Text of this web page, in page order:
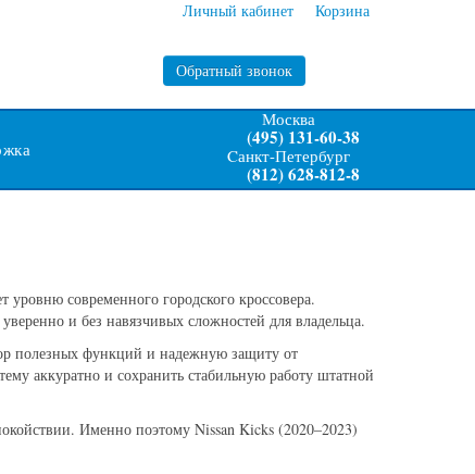
Корзина
Личный кабинет
Обратный звонок
Москва
(495) 131-60-38
Cанкт-Петербург
(812) 628-812-8
уровню современного городского кроссовера.
и без навязчивых сложностей для владельца.
полезных функций и надежную защиту от
аккуратно и сохранить стабильную работу штатной
Именно поэтому Nissan Kicks (2020–2023)